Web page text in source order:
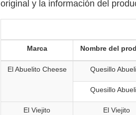
original y la información del
Marca Nombre del
El Abuelito Cheese Quesillo
Quesillo
El Viejito El Viejito